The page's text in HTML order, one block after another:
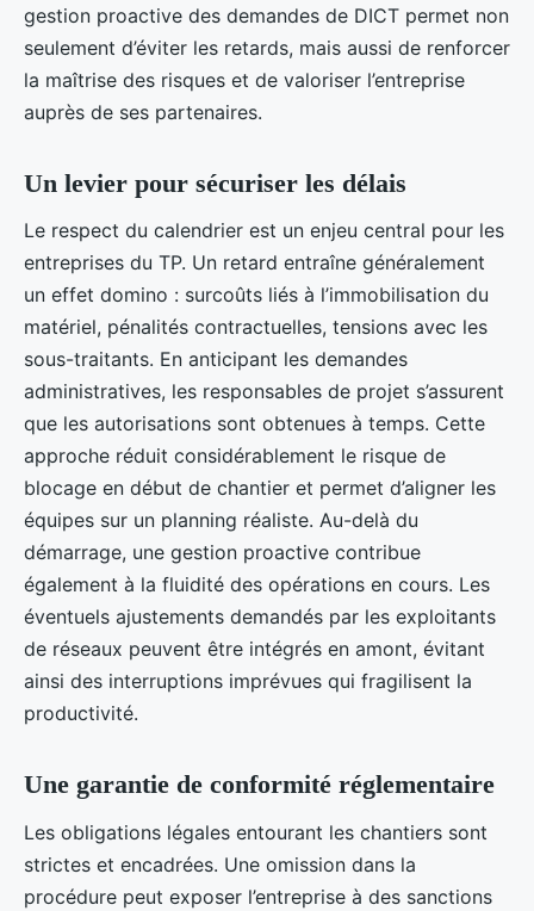
gestion proactive des demandes de DICT permet non
seulement d’éviter les retards, mais aussi de renforcer
la maîtrise des risques et de valoriser l’entreprise
auprès de ses partenaires.
Un levier pour sécuriser les délais
Le respect du calendrier est un enjeu central pour les
entreprises du TP. Un retard entraîne généralement
un effet domino : surcoûts liés à l’immobilisation du
matériel, pénalités contractuelles, tensions avec les
sous-traitants. En anticipant les demandes
administratives, les responsables de projet s’assurent
que les autorisations sont obtenues à temps. Cette
approche réduit considérablement le risque de
blocage en début de chantier et permet d’aligner les
équipes sur un planning réaliste. Au-delà du
démarrage, une gestion proactive contribue
également à la fluidité des opérations en cours. Les
éventuels ajustements demandés par les exploitants
de réseaux peuvent être intégrés en amont, évitant
ainsi des interruptions imprévues qui fragilisent la
productivité.
Une garantie de conformité réglementaire
Les obligations légales entourant les chantiers sont
strictes et encadrées. Une omission dans la
procédure peut exposer l’entreprise à des sanctions